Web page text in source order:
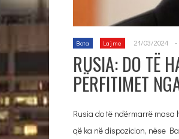
Bota Lajme 21/03/2024 -
RUSIA: DO TË
PËRFITIMET
Rusia do të ndërmarrë
që ka në dispozicion, nëse